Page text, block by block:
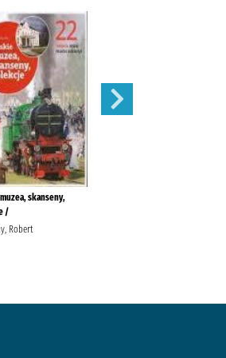
Roztocze - dzieje osadnictwa /
Buraczyński, Jan